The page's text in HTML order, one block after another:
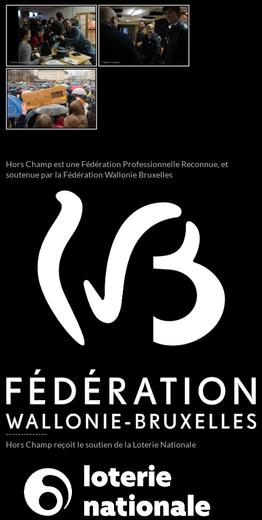
Hors Champ est une Fédération Professionnelle Reconnue, et
soutenue par la Fédération Wallonie Bruxelles
--------------
Hors Champ reçoit le soutien de la Loterie Nationale